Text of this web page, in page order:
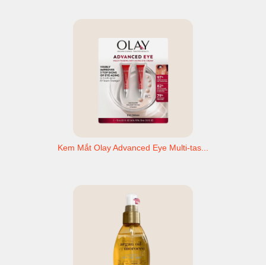
Kem Mắt Olay Advanced Eye Multi-tas...